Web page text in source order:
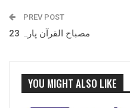
PREV POST
مصباح القرآن پارہ 23
YOU MIGHT ALSO LIKE